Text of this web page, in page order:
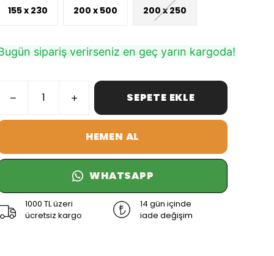
155 x 230 200 x 500 200 x 250
sipariş verirseniz en geç yarın kargoda!
SEPETE EKLE
HEMEN AL
WHATSAPP
1000 TL üzeri
ücretsiz kargo
14 gün içinde
iade değişim